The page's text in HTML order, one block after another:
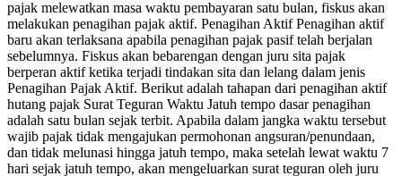
pajak melewatkan masa waktu pembayaran satu bulan, fiskus akan
melakukan penagihan pajak aktif. Penagihan Aktif Penagihan aktif
baru akan terlaksana apabila penagihan pajak pasif telah berjalan
sebelumnya. Fiskus akan bebarengan dengan juru sita pajak
berperan aktif ketika terjadi tindakan sita dan lelang dalam jenis
Penagihan Pajak Aktif. Berikut adalah tahapan dari penagihan aktif
hutang pajak Surat Teguran Waktu Jatuh tempo dasar penagihan
adalah satu bulan sejak terbit. Apabila dalam jangka waktu tersebut
wajib pajak tidak mengajukan permohonan angsuran/penundaan,
dan tidak melunasi hingga jatuh tempo, maka setelah lewat waktu 7
hari sejak jatuh tempo, akan mengeluarkan surat teguran oleh juru